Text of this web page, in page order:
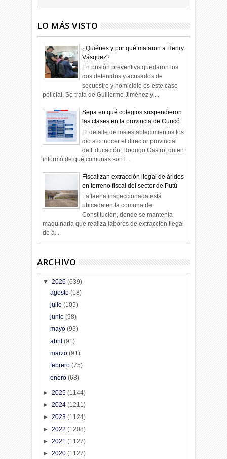
LO MÁS VISTO
¿Quiénes y por qué mataron a Henry
Vásquez?
En prisión preventiva quedaron los
dos detenidos y acusados de
secuestro y homicidio es este caso
policial. Se trata de Guillermo Jiménez y ...
Sepa en qué colegios suspendieron
las clases en la provincia de Curicó
El detalle de los establecimientos los
dio a conocer el director provincial
de Educación, Rodrigo Castro, quien
informó de qué comunas son l...
Fiscalizan extracción ilegal de áridos
en terreno fiscal del sector de Putú
La faena inspeccionada está
ubicada en la comuna de
Constitución, donde se mantenía
maquinaría que realiza labores de extracción ilegal
de á...
ARCHIVO
▼2026(639)
agosto (18)
julio (105)
junio (98)
mayo (93)
abril (91)
marzo (91)
febrero (75)
enero (68)
►2025(1144)
►2024(1211)
►2023(1124)
►2022(1208)
►2021(1127)
►2020(1127)